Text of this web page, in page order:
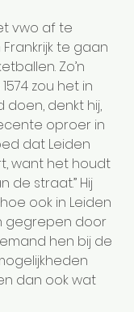
vwo af te
te gaan
Zo’n
zou het in
doen, denkt hij,
oproer in
dat Leiden
want het houdt
de straat.” Hij
ook in Leiden
gegrepen door
hen bij de
dan ook wat